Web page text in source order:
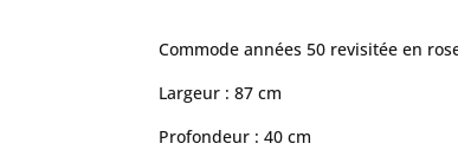
Commode années 50 revisitée en
Largeur : 87 cm
Profondeur : 40 cm